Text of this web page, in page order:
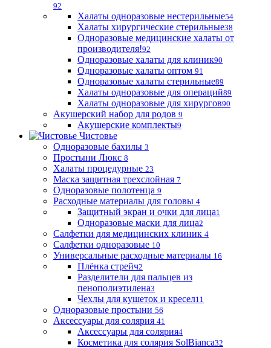
92
Халаты одноразовые нестерильные54
Халаты хирургические стерильные38
Одноразовые медицинские халаты от
производителя!92
Одноразовые халаты для клиник90
Одноразовые халаты оптом 91
Одноразовые халаты стерильные89
Халаты одноразовые для операций89
Халаты одноразовые для хирургов90
Акушерский набор для родов 9
Акушерские комплекты9
Чистовье
Одноразовые бахилы 3
Простыни Люкс 8
Халаты процедурные 23
Маска защитная трехслойная 7
Одноразовые полотенца 9
Расходные материалы для головы 4
Защитный экран и очки для лица1
Одноразовые маски для лица2
Салфетки для медицинских клиник 4
Салфетки одноразовые 10
Универсальные расходные материалы 16
Плёнка стрейч2
Разделители для пальцев из
пенополиэтилена3
Чехлы для кушеток и кресел11
Одноразовые простыни 56
Аксессуары для солярия 41
Аксессуары для солярия4
Косметика для солярия SolBianca32